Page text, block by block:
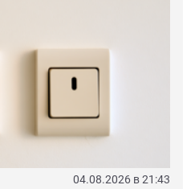
04.08.2026 в 21:43